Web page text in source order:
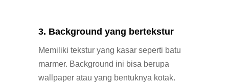
3. Background yang bertekstur
Memiliki tekstur yang kasar seperti batu
marmer. Background ini bisa berupa
wallpaper atau yang bentuknya kotak.